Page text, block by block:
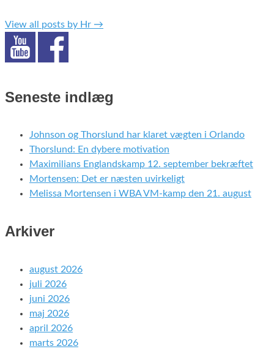
View all posts by Hr →
Seneste indlæg
Johnson og Thorslund har klaret vægten i Orlando
Thorslund: En dybere motivation
Maximilians Englandskamp 12. september bekræftet
Mortensen: Det er næsten uvirkeligt
Melissa Mortensen i WBA VM-kamp den 21. august
Arkiver
august 2026
juli 2026
juni 2026
maj 2026
april 2026
marts 2026